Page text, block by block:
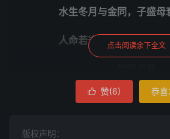
水生冬月与金同，子盛母
人命若逢申酉限，金星垣
中弦之月10分明，垣庙皆
点击阅读余下全文
 赞(6) 恭
版权声明：